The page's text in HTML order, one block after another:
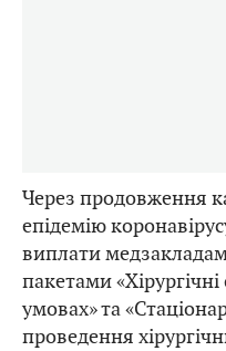
Через продовження
епідемію
виплати
пакетами
умовах» та
проведення